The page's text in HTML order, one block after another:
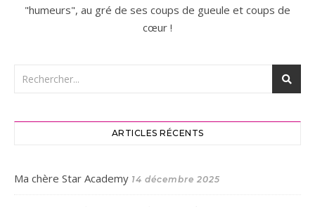
"humeurs", au gré de ses coups de gueule et coups de
cœur !
ARTICLES RÉCENTS
Ma chère Star Academy 14 décembre 2025